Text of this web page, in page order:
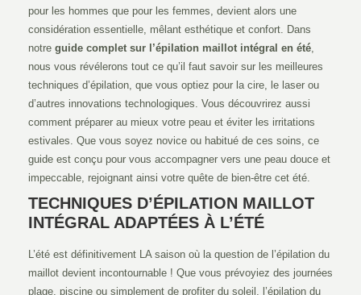
pour les hommes que pour les femmes, devient alors une
considération essentielle, mêlant esthétique et confort. Dans
notre guide complet sur l’épilation maillot intégral en été,
nous vous révélerons tout ce qu’il faut savoir sur les meilleures
techniques d’épilation, que vous optiez pour la cire, le laser ou
d’autres innovations technologiques. Vous découvrirez aussi
comment préparer au mieux votre peau et éviter les irritations
estivales. Que vous soyez novice ou habitué de ces soins, ce
guide est conçu pour vous accompagner vers une peau douce et
impeccable, rejoignant ainsi votre quête de bien-être cet été.
TECHNIQUES D’ÉPILATION MAILLOT
INTÉGRAL ADAPTÉES À L’ÉTÉ
L’été est définitivement LA saison où la question de l’épilation du
maillot devient incontournable ! Que vous prévoyiez des journées
plage, piscine ou simplement de profiter du soleil, l’épilation du